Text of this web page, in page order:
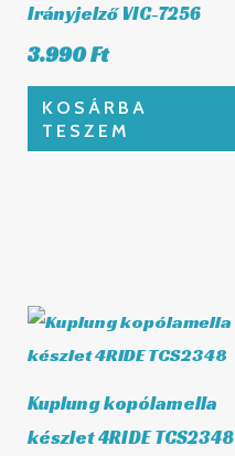
Irányjelző VIC-7256
3.990Ft
KOSÁRBA
TESZEM
Kuplung kopólamella
készlet 4RIDE TCS2348